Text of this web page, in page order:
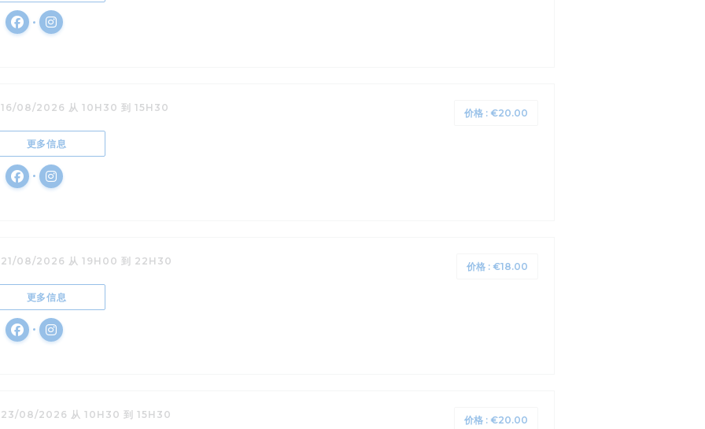
Facebook ((在新窗口中打开))
Instagram ((在新窗口中打开))
16/08/2026 从 10H30 到 15H30 价格 : €20.00
更多信息
Facebook ((在新窗口中打开))
Instagram ((在新窗口中打开))
21/08/2026 从 19H00 到 22H30 价格 : €18.00
更多信息
Facebook ((在新窗口中打开))
Instagram ((在新窗口中打开))
23/08/2026 从 10H30 到 15H30 价格 : €20.00